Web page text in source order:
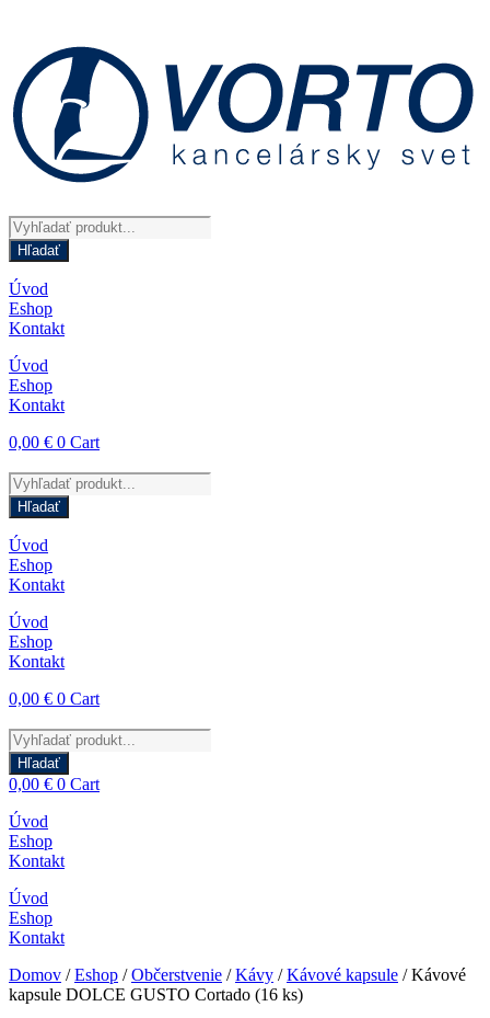
obsah
Products
search
Hľadať
Úvod
Eshop
Kontakt
Úvod
Eshop
Kontakt
0,00 € 0 Cart
Products
search
Hľadať
Úvod
Eshop
Kontakt
Úvod
Eshop
Kontakt
0,00 € 0 Cart
Products
search
Hľadať
0,00 € 0 Cart
Úvod
Eshop
Kontakt
Úvod
Eshop
Kontakt
Domov /Eshop /Občerstvenie /Kávy /Kávové kapsule / Kávové
kapsule DOLCE GUSTO Cortado (16 ks)